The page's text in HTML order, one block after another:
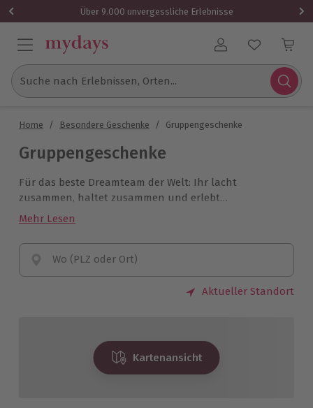
Über 9.000 unvergessliche Erlebnisse
Benutzerkonto
Suche nach Erlebnissen, Orten...
Home / Besondere Geschenke / Gruppengeschenke
Gruppengeschenke
Für das beste Dreamteam der Welt: Ihr lacht
zusammen, haltet zusammen und erlebt
unvergessliche Momente. Zeigt Euren Freunden, wie
gemeinsame Erinnerungen sorgen und Eure
Freundschaft weiter stärken.
Mehr Lesen
Wo (PLZ oder Ort)
Aktueller Standort
Kartenansicht